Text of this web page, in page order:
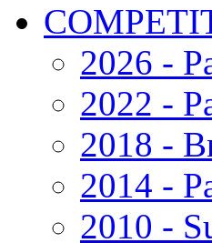
2026 -
2022 -
2018 -
2014 -
2010 -